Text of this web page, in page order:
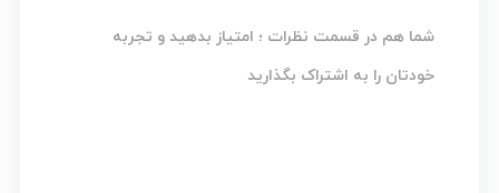
شما هم در قسمت نظرات ؛ امتیاز بدهید و تجربه
خودتان را به اشتراک بگذارید